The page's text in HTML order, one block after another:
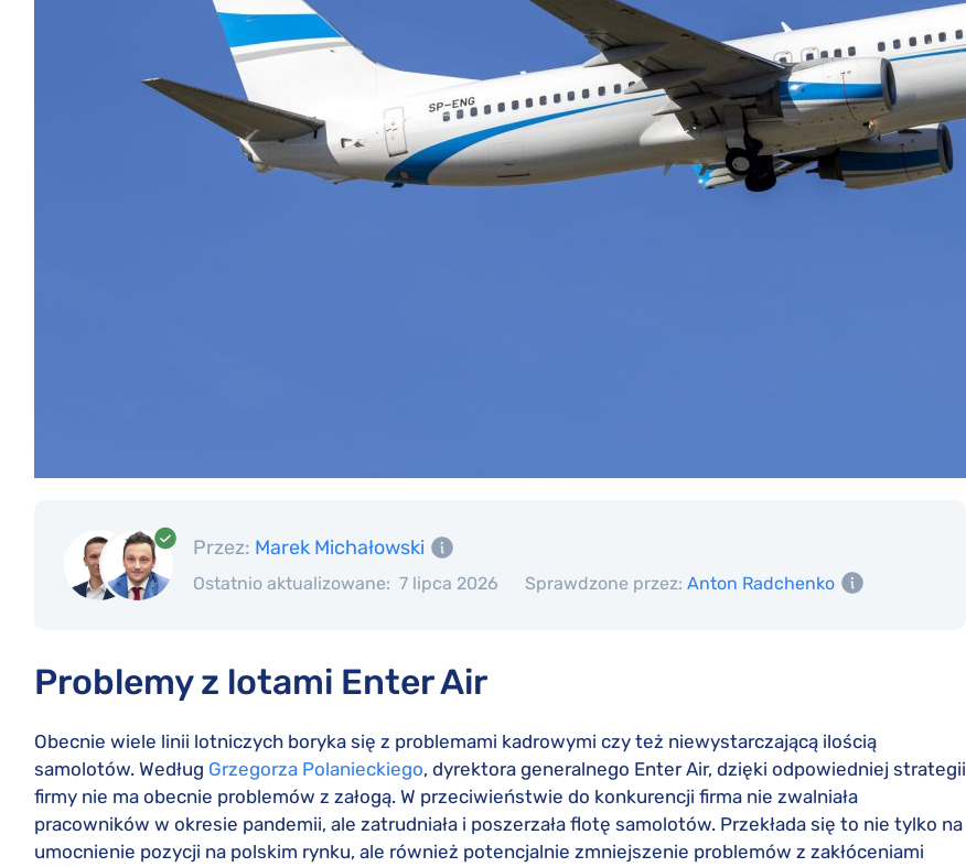
Przez: Marek Michałowski
Ostatnio aktualizowane: 7 lipca 2026 Sprawdzone przez: Anton Radchenko
Problemy z lotami Enter Air
Obecnie wiele linii lotniczych boryka się z problemami kadrowymi czy też niewystarczającą ilością
samolotów. Według Grzegorza Polanieckiego, dyrektora generalnego Enter Air, dzięki odpowiedniej strategii
firmy nie ma obecnie problemów z załogą. W przeciwieństwie do konkurencji firma nie zwalniała
pracowników w okresie pandemii, ale zatrudniała i poszerzała flotę samolotów. Przekłada się to nie tylko na
umocnienie pozycji na polskim rynku, ale również potencjalnie zmniejszenie problemów z zakłóceniami